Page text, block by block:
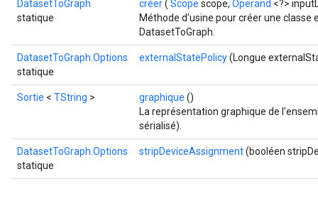
DatasetToGraph
statique
créer( Scope scope, Operand <?>
Méthode d'usine pour créer une
DatasetToGraph.
DatasetToGraph.Options
statique
externalStatePolicy(Longue
Sortie < TString > graphique ()
La représentation graphique de
sérialisé).
DatasetToGraph.Options
statique
stripDeviceAssignment(booléen